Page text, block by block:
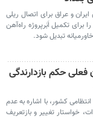
و عراق برای اتصال ریلی
برای تکمیل اَبَرپروژه راه‌آهن
تبدیل شود.
فعلی حکم بازدارندگی
کشور، با اشاره به عدم
خواستار تغییر و بازتعریف